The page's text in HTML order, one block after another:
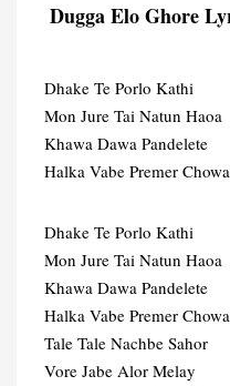
Dugga Elo Ghore
Dhake Te Porlo Kathi
Mon Jure Tai Natun Haoa
Khawa Dawa Pandelete
Halka Vabe Premer Chowa
Dhake Te Porlo Kathi
Mon Jure Tai Natun Haoa
Khawa Dawa Pandelete
Halka Vabe Premer Chowa
Tale Tale Nachbe Sahor
Vore Jabe Alor Melay